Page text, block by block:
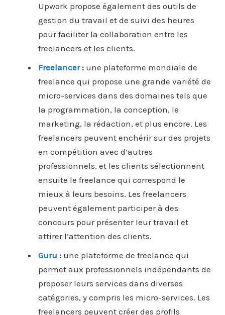
Upwork propose également des outils de
gestion du travail et de suivi des heures
pour faciliter la collaboration entre les
freelancers et les clients.
Freelancer: une plateforme mondiale de
freelance qui propose une grande variété de
micro-services dans des domaines tels que
la programmation, la conception, le
marketing, la rédaction, et plus encore. Les
freelancers peuvent enchérir sur des projets
en compétition avec d’autres
professionnels, et les clients sélectionnent
ensuite le freelance qui correspond le
mieux à leurs besoins. Les freelancers
peuvent également participer à des
concours pour présenter leur travail et
attirer l’attention des clients.
Guru : une plateforme de freelance qui
permet aux professionnels indépendants de
proposer leurs services dans diverses
catégories, y compris les micro-services. Les
freelancers peuvent créer des profils